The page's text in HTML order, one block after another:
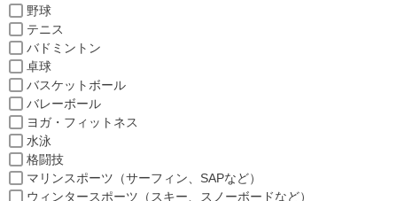
野球
テニス
バドミントン
卓球
バスケットボール
バレーボール
ヨガ・フィットネス
水泳
格闘技
マリンスポーツ（サーフィン、SAPなど）
ウィンタースポーツ（スキー、スノーボードなど）